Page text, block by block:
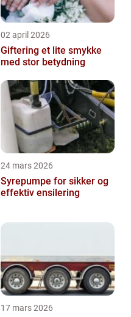
02 april 2026
Giftering et lite smykke
med stor betydning
24 mars 2026
Syrepumpe for sikker og
effektiv ensilering
17 mars 2026